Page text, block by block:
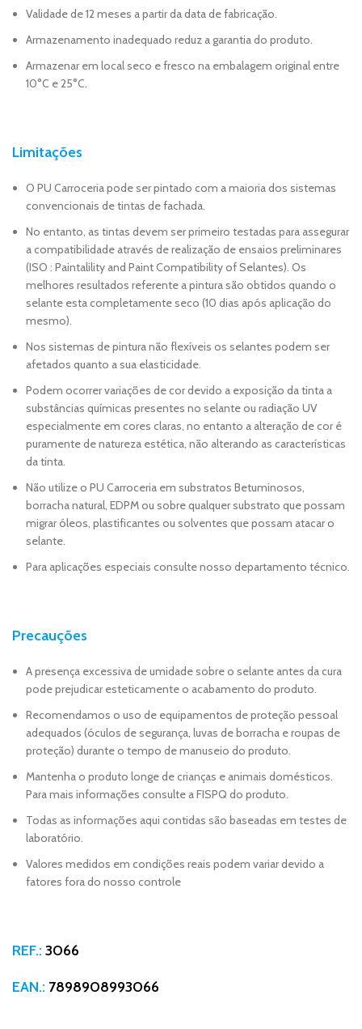
Validade de 12 meses a partir da data de fabricação.
Armazenamento inadequado reduz a garantia do produto.
Armazenar em local seco e fresco na embalagem original entre
10°C e 25°C.
Limitações
O PU Carroceria pode ser pintado com a maioria dos sistemas
convencionais de tintas de fachada.
No entanto, as tintas devem ser primeiro testadas para assegurar
a compatibilidade através de realização de ensaios preliminares
(ISO : Paintalility and Paint Compatibility of Selantes). Os
melhores resultados referente a pintura são obtidos quando o
selante esta completamente seco (10 dias após aplicação do
mesmo).
Nos sistemas de pintura não flexíveis os selantes podem ser
afetados quanto a sua elasticidade.
Podem ocorrer variações de cor devido a exposição da tinta a
substâncias químicas presentes no selante ou radiação UV
especialmente em cores claras, no entanto a alteração de cor é
puramente de natureza estética, não alterando as características
da tinta.
Não utilize o PU Carroceria em substratos Betuminosos,
borracha natural, EDPM ou sobre qualquer substrato que possam
migrar óleos, plastificantes ou solventes que possam atacar o
selante.
Para aplicações especiais consulte nosso departamento técnico.
Precauções
A presença excessiva de umidade sobre o selante antes da cura
pode prejudicar esteticamente o acabamento do produto.
Recomendamos o uso de equipamentos de proteção pessoal
adequados (óculos de segurança, luvas de borracha e roupas de
proteção) durante o tempo de manuseio do produto.
Mantenha o produto longe de crianças e animais domésticos.
Para mais informações consulte a FISPQ do produto.
Todas as informações aqui contidas são baseadas em testes de
laboratório.
Valores medidos em condições reais podem variar devido a
fatores fora do nosso controle
REF.: 3066
EAN.: 7898908993066